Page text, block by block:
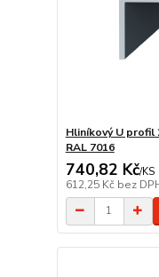
Hliníkový U profil
RAL 7016
740,82 Kč/KS
612,25 Kč bez